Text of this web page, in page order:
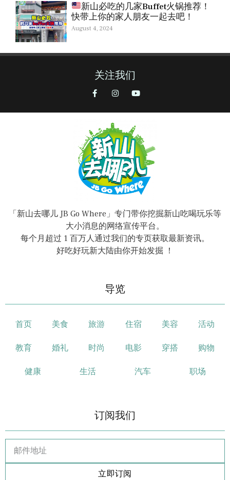
新山必吃的几家Buffet火锅推荐！
快带上你的家人朋友一起去吧！
August 4, 2024
关注我们
「新山去哪儿 JB Go Where」专门带你挖掘新山吃喝玩乐等
大小消息的网络宣传平台。
每个月超过 1 百万人通过我们的专页获取最新资讯。
好吃好玩新大陆由你开始发掘 ！
导览
首页 美食 旅游 住宿 美容 活动
教育 婚礼 时尚 电影 穿搭 购物
健康 生活 汽车 职场
订阅我们
立即订阅